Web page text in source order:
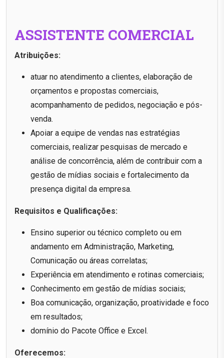
ASSISTENTE COMERCIAL
Atribuições:
atuar no atendimento a clientes, elaboração de
orçamentos e propostas comerciais,
acompanhamento de pedidos, negociação e pós-
venda.
Apoiar a equipe de vendas nas estratégias
comerciais, realizar pesquisas de mercado e
análise de concorrência, além de contribuir com a
gestão de mídias sociais e fortalecimento da
presença digital da empresa.
Requisitos e Qualificações:
Ensino superior ou técnico completo ou em
andamento em Administração, Marketing,
Comunicação ou áreas correlatas;
Experiência em atendimento e rotinas comerciais;
Conhecimento em gestão de mídias sociais;
Boa comunicação, organização, proatividade e foco
em resultados;
domínio do Pacote Office e Excel.
Oferecemos: